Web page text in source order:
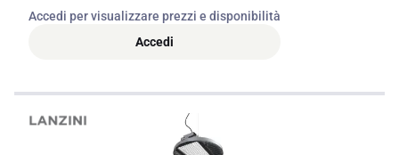
Accedi per visualizzare prezzi e disponibilità
Accedi